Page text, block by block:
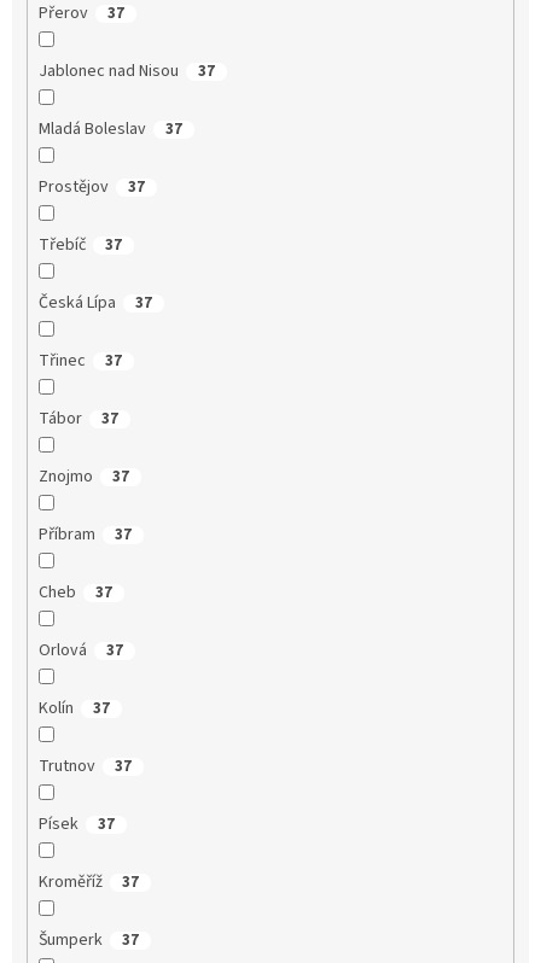
Přerov 37
Jablonec nad Nisou 37
Mladá Boleslav 37
Prostějov 37
Třebíč 37
Česká Lípa 37
Třinec 37
Tábor 37
Znojmo 37
Příbram 37
Cheb 37
Orlová 37
Kolín 37
Trutnov 37
Písek 37
Kroměříž 37
Šumperk 37